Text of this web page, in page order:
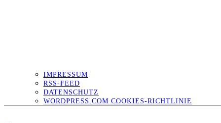
IMPRESSUM
RSS-FEED
DATENSCHUTZ
WORDPRESS.COM COOKIES-RICHTLINIE